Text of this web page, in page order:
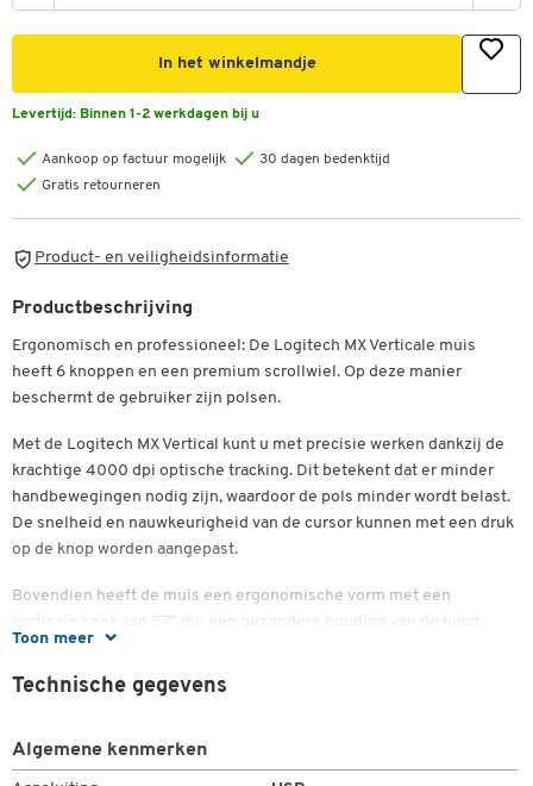
In het winkelmandje
Levertijd: Binnen 1-2 werkdagen bij u
Aankoop op factuur mogelijk
30 dagen bedenktijd
Gratis retourneren
Product- en veiligheidsinformatie
Toon meer
Productbeschrijving
Ergonomisch en professioneel: De Logitech MX Verticale muis
heeft 6 knoppen en een premium scrollwiel. Op deze manier
beschermt de gebruiker zijn polsen.
Met de Logitech MX Vertical kunt u met precisie werken dankzij de
krachtige 4000 dpi optische tracking. Dit betekent dat er minder
handbewegingen nodig zijn, waardoor de pols minder wordt belast.
De snelheid en nauwkeurigheid van de cursor kunnen met een druk
op de knop worden aangepast.
Bovendien heeft de muis een ergonomische vorm met een
verticale hoek van 57° die een gezondere houding van de hand
bevordert. Een operatie in de natuurlijke handdrukstand draagt bij
aan 10 procent minder spierspanning. Dit maakt het product ideaal
voor alle intensieve computertoepassingen.
De muis heeft 6 knoppen en een scrollwiel met centrale klik en kan
gemakkelijk worden gebruikt met kabel en Bluetooth. Een
Technische gegevens
Algemene kenmerken